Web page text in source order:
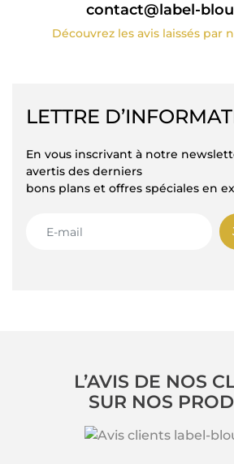
contact@label-
Découvrez les avis laissés par
LETTRE
En vous inscrivant à notre
avertis des derniers
bons plans et offres spéciales en
L’AVIS DE NOS
SUR NOS